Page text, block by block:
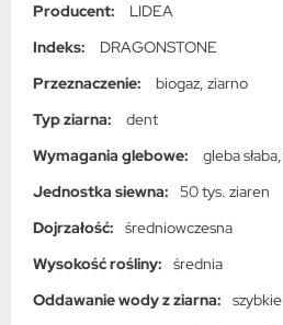
Producent:
LIDEA
Indeks:
DRAGONSTONE
Przeznaczenie:
biogaz, ziarno
Typ ziarna:
dent
Wymagania glebowe:
Jednostka siewna:
50 tys. ziaren
Dojrzałość:
średniowczesna
Wysokość rośliny:
średnia
Oddawanie wody z ziarna:
szybkie